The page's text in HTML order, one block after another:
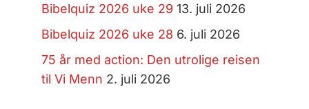
Bibelquiz 2026 uke 29 13. juli 2026
Bibelquiz 2026 uke 28 6. juli 2026
75 år med action: Den utrolige reisen
til Vi Menn 2. juli 2026